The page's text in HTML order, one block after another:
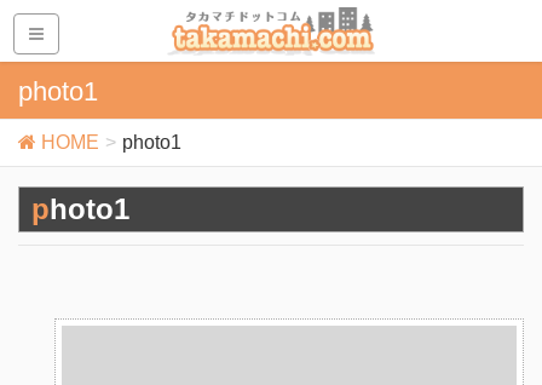
photo1
HOME photo1
photo1